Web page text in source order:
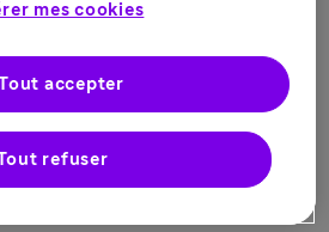
mains4.
ayant contracté le VRS n’ont que
souvent similaires à ceux d’un
cas, le VRS peut s'attaquer
les exposant au risque
graves des voies
engendrant des difficultés
mes cookies
refuser
accepter